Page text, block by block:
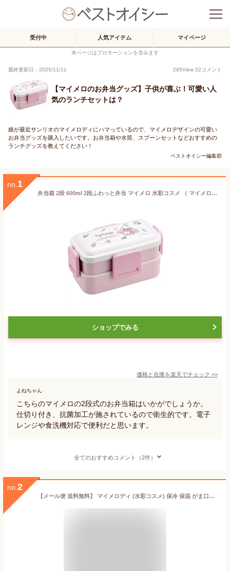
受付中 人気アイテム マイページ
本ページはプロモーションを含みます
最終更新日：2025/11/11 285View 22コメント
【マイメロのお弁当グッズ】子供が喜ぶ！可愛い人
気のランチセットは？
娘が最近サンリオのマイメロディにハマっているので、マイメロデザインの可愛い
お弁当グッズを購入したいです。お弁当箱や水筒、スプーンセットなどおすすめの
ランチグッズを教えてください！
ベストオイシー編集部
no. 1
弁当箱 2段 600ml 2段ふわっと弁当 マイメロ 水彩コスメ （ マイメロディ ランチボックス 食洗機対応 レンジ対応 二段 抗菌 ドーム型 4点ロック 日本製 仕切り付き 銀 AG 食洗機OK レンジOK お弁当 弁当 抗菌加工 二段弁当 ）【39ショップ】
ショップでみる
価格と在庫を楽天でチェック >>
よねちゃん
こちらのマイメロの2段式のお弁当箱はいかがでしょうか。
仕切り付き、抗菌加工が施されているので衛生的です。電子
レンジや食洗機対応で便利だと思います。
全てのおすすめコメント（2件）
no. 2
【メール便 送料無料】 マイメロディ (水彩コスメ) 保冷 保温 がま口型ランチバッグ お弁当袋 KGA1